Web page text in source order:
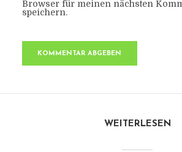
Browser für meinen nächsten
speichern.
WEITERLESEN